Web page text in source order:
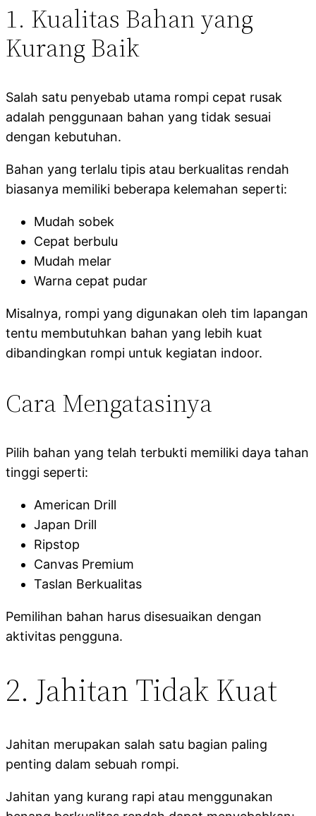
1. Kualitas Bahan yang
Kurang Baik
Salah satu penyebab utama rompi cepat rusak
adalah penggunaan bahan yang tidak sesuai
dengan kebutuhan.
Bahan yang terlalu tipis atau berkualitas rendah
biasanya memiliki beberapa kelemahan seperti:
Mudah sobek
Cepat berbulu
Mudah melar
Warna cepat pudar
Misalnya, rompi yang digunakan oleh tim lapangan
tentu membutuhkan bahan yang lebih kuat
dibandingkan rompi untuk kegiatan indoor.
Cara Mengatasinya
Pilih bahan yang telah terbukti memiliki daya tahan
tinggi seperti:
American Drill
Japan Drill
Ripstop
Canvas Premium
Taslan Berkualitas
Pemilihan bahan harus disesuaikan dengan
aktivitas pengguna.
2. Jahitan Tidak Kuat
Jahitan merupakan salah satu bagian paling
penting dalam sebuah rompi.
Jahitan yang kurang rapi atau menggunakan